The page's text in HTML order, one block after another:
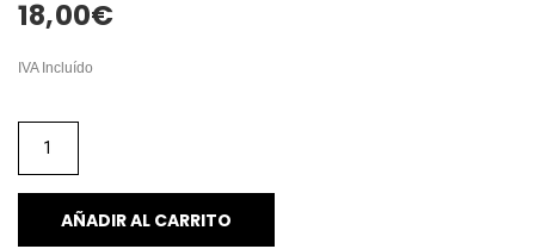
18,00€
IVA Incluído
AÑADIR AL CARRITO